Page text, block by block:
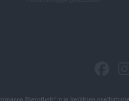
Bierothek :n ja kaikkien